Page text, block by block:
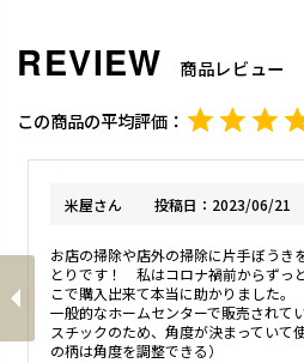
商品レビュー
米屋
投稿日 2023/06/21
お店の掃除や店外の掃除に片手ぼうき
とりです！　私はコロナ禍前からずっ
こで購入出来て本当に助かりました。
一般的なホームセンターで販売されて
スチックのため、角度が決まっていて
の柄は角度を調整できる）